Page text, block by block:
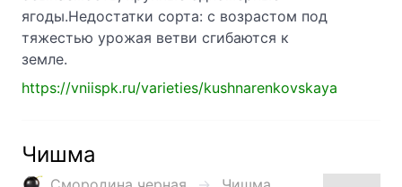
ягоды.Недостатки сорта: с возрастом под
тяжестью урожая ветви сгибаются к
земле.
https://vniispk.ru/varieties/kushnarenkovskaya
Чишма